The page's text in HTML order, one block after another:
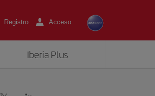
Registro Acceso
Iberia Plus